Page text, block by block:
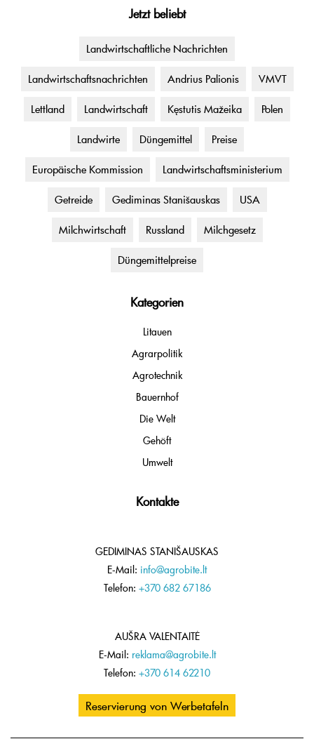
Jetzt beliebt
Landwirtschaftliche Nachrichten
Landwirtschaftsnachrichten Andrius Palionis VMVT
Lettland Landwirtschaft Kęstutis Mažeika Polen
Landwirte Düngemittel Preise
Europäische Kommission Landwirtschaftsministerium
Getreide Gediminas Stanišauskas USA
Milchwirtschaft Russland Milchgesetz
Düngemittelpreise
Kategorien
Litauen
Agrarpolitik
Agrotechnik
Bauernhof
Die Welt
Gehöft
Umwelt
Kontakte
GEDIMINAS STANIŠAUSKAS
E-Mail: info@agrobite.lt
Telefon: +370 682 67186
AUŠRA VALENTAITĖ
E-Mail: reklama@agrobite.lt
Telefon: +370 614 62210
Reservierung von Werbetafeln